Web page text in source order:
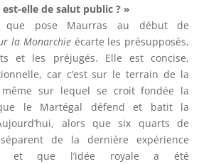
elle de salut public ? »
que pose Maurras au début de
la Monarchie écarte les présupposés,
et les préjugés. Elle est concise,
car c’est sur le terrain de la
sur lequel se croit fondée la
le Martégal défend et batit la
alors que six quarts de
de la dernière expérience
et que l’idée royale a été